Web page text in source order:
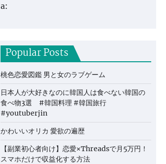
a:
Popular Posts
桃色恋愛図鑑 男と女のラブゲーム
日本人が大好きなのに韓国人は食べない韓国の
食べ物3選 #韓国料理 #韓国旅行
#youtuberjin
かわいいオリカ 愛欲の遍歴
【副業初心者向け】恋愛×Threadsで月5万円！
スマホだけで収益化する方法